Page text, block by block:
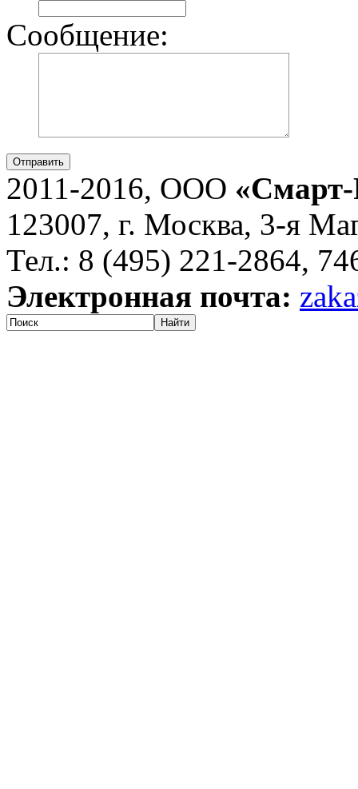
Сообщение:
Отправить
2011-2016, ООО
123007, г. Москва, 3-я
Тел.: 8 (495) 221-2864,
Электронная почта:
Найти